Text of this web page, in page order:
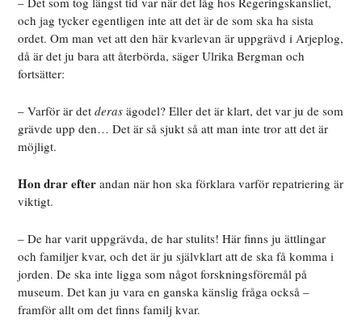
och jag tycker egentligen inte att det är de som ska ha sista
ordet. Om man vet att den här kvarlevan är uppgrävd i Arjeplog,
då är det ju bara att återbörda, säger Ulrika Bergman och
fortsätter:
– Varför är detderas ägodel? Eller det är klart, det var ju de som
grävde upp den… Det är så sjukt så att man inte tror att det är
möjligt.
Hon drar efterandan när hon ska förklara varför repatriering är
viktigt.
– De har varit uppgrävda, de har stulits! Här finns ju ättlingar
och familjer kvar, och det är ju självklart att de ska få komma i
jorden. De ska inte ligga som något forskningsföremål på
museum. Det kan ju vara en ganska känslig fråga också –
framför allt om det finns familj kvar.